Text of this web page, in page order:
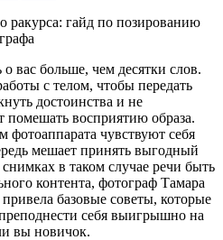
вас больше, чем десятки слов.
с телом, чтобы передать
достоинства и не
помешать восприятию образа.
фотоаппарата чувствуют себя
мешает принять выгодный
в таком случае речи быть
контента, фотограф Тамара
базовые советы, которые
себя выигрышно на
вы новичок.